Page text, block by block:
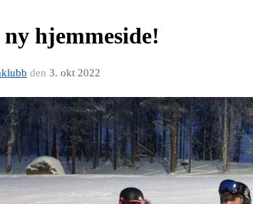
hjemmeside!
den 3. okt 2022